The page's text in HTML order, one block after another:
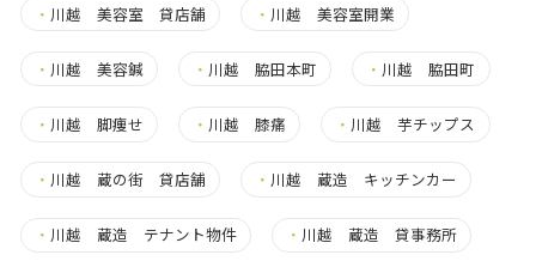
・ 川越 美容室 貸店舗 ・ 川越 美容室開業
・ 川越 美容鍼 ・ 川越 脇田本町 ・ 川越 脇田町
・ 川越 脚痩せ ・ 川越 膝痛 ・ 川越 芋チップス
・ 川越 蔵の街 貸店舗 ・ 川越 蔵造 キッチンカー
・ 川越 蔵造 テナント物件 ・ 川越 蔵造 貸事務所